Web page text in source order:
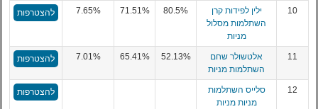
10
ילין לפידות קרן
השתלמות מסלול
מניות
80.5%
71.51%
7.65% להצטרפות
11
אלטשולר שחם
השתלמות מניות
52.13%
65.41%
7.01% להצטרפות
12
סלייס השתלמות
מניות מניות
להצטרפות